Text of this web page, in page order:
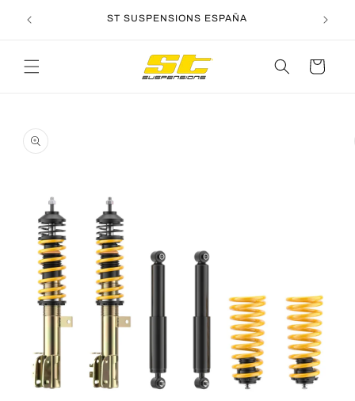
directamente
ST SUSPENSIONS ESPAÑA
Carrito
a la
información